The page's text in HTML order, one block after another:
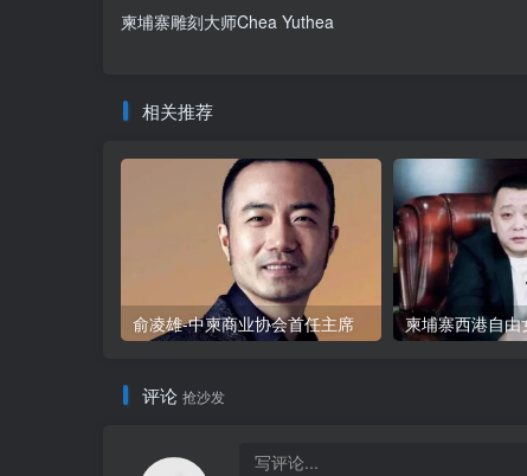
柬埔寨雕刻大师Chea Yuthea
相关推荐
俞凌雄-中柬商业协会首任主席
评论 抢沙发